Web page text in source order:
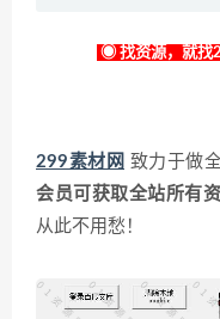
◉ 找资源，就找
299素材网 致力于做
会员可获取全站所有
从此不用愁！